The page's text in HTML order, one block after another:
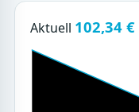
Aktuell 102,34 €